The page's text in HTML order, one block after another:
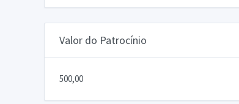
Valor do Patrocínio
500,00